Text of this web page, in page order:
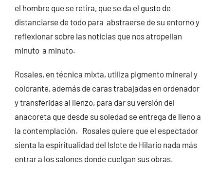
el hombre que se retira, que se da el gusto de
distanciarse de todo para abstraerse de su entorno y
reflexionar sobre las noticias que nos atropellan
minuto a minuto.
Rosales, en técnica mixta, utiliza pigmento mineral y
colorante, además de caras trabajadas en ordenador
y transferidas al lienzo, para dar su versión del
anacoreta que desde su soledad se entrega de lleno a
la contemplación. Rosales quiere que el espectador
sienta la espiritualidad del Islote de Hilario nada más
entrar a los salones donde cuelgan sus obras.